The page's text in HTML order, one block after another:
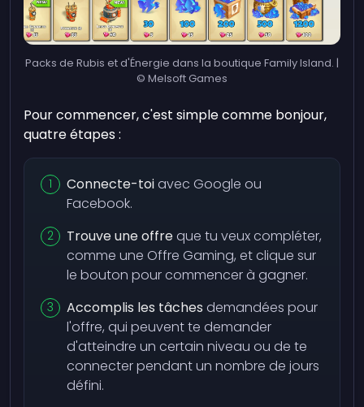
Packs de Rubis et d'Énergie dans la boutique Family Island. |
© Melsoft Games
Pour commencer, c'est simple comme bonjour,
quatre étapes :
Connecte-toi avec Google ou
Facebook.
Trouve une offre que tu veux compléter,
comme une Offre Gaming, et clique sur
le bouton pour commencer à gagner.
Accomplis les tâches demandées pour
l'offre, qui peuvent te demander
d'atteindre un certain niveau ou de te
connecter pendant un nombre de jours
défini.